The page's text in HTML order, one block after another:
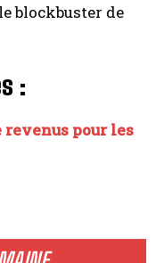
blockbuster de
:
pour les